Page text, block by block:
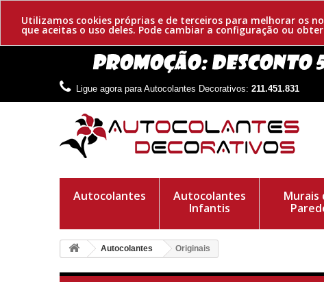
Utilizamos cookies próprias e de terceiros para melhorar os
que aceitas o uso deles. Pode cambiar a configuração ou
Ligue agora para Autocolantes Decorativos: 211.451.831
Autocolantes
Autocolantes
Infantis
Murais
Autocolantes Originais